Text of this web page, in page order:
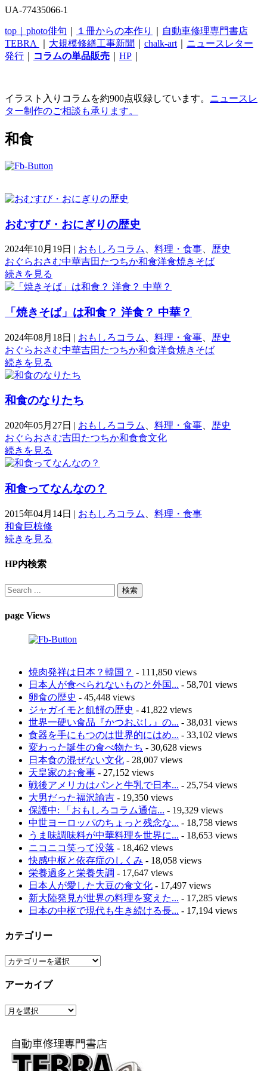
UA-77435066-1
top｜ photo俳句 １冊からの本作り
自動車修理専門書店
TEBRA
大規模修繕工事新聞 chalk-art
ニュースレター
発行
コラムの単品販売 HP
イラスト入りコラムを約900点収録しています。 ニュースレ
ター制作のご相談も承ります。
和食
おむすび・おにぎりの歴史
2024年10月19日 | おもしろコラム 料理・食事
歴史
おぐらおさむ中華吉田たつちか和食洋食焼きそば
続きを見る
「焼きそば」は和食？ 洋食？ 中華？
2024年08月18日 | おもしろコラム 料理・食事
歴史
おぐらおさむ中華吉田たつちか和食洋食焼きそば
続きを見る
和食のなりたち
2020年05月27日 | おもしろコラム 料理・食事
歴史
おぐらおさむ吉田たつちか和食食文化
続きを見る
和食ってなんなの？
2015年04月14日 | おもしろコラム
料理・食事
和食巨椋修
続きを見る
HP内検索
page Views
焼肉発祥は日本？韓国？ - 111,850 views
日本人が食べられないものと外国... - 58,701 views
卵食の歴史 - 45,448 views
ジャガイモと飢饉の歴史 - 41,822 views
世界一硬い食品『かつおぶし』の... - 38,031 views
食器を手にもつのは世界的にはめ... - 33,102 views
変わった誕生の食べ物たち - 30,628 views
日本食の混ぜない文化 - 28,007 views
天皇家のお食事 - 27,152 views
戦後アメリカはパンと牛乳で日本... - 25,754 views
大男だった福沢諭吉 - 19,350 views
保護中: 「おもしろコラム通信... - 19,329 views
中世ヨーロッパのちょっと残念な... - 18,758 views
うま味調味料が中華料理を世界に... - 18,653 views
ニコニコ笑って没落 - 18,462 views
快感中枢と依存症のしくみ - 18,058 views
栄養過多と栄養失調 - 17,647 views
日本人が愛した大豆の食文化 - 17,497 views
新大陸発見が世界の料理を変えた... - 17,285 views
日本の中枢で現代も生き続ける長... - 17,194 views
カテゴリー
カ
ゴ
ー
アーカイブ
ア
イ
ブ